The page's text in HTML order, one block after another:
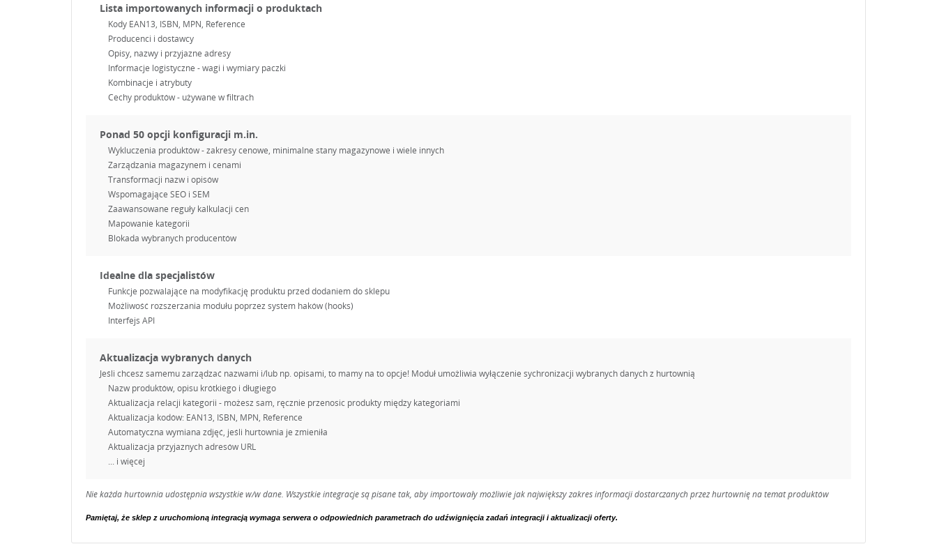
Lista importowanych informacji o produktach
Kody EAN13, ISBN, MPN, Reference
Producenci i dostawcy
Opisy, nazwy i przyjazne adresy
Informacje logistyczne - wagi i wymiary paczki
Kombinacje i atrybuty
Cechy produktów - używane w filtrach
Ponad 50 opcji konfiguracji m.in.
Wykluczenia produktów - zakresy cenowe, minimalne stany magazynowe i wiele innych
Zarządzania magazynem i cenami
Transformacji nazw i opisów
Wspomagające SEO i SEM
Zaawansowane reguły kalkulacji cen
Mapowanie kategorii
Blokada wybranych producentów
Idealne dla specjalistów
Funkcje pozwalające na modyfikację produktu przed dodaniem do sklepu
Możliwość rozszerzania modułu poprzez system haków (hooks)
Interfejs API
Aktualizacja wybranych danych
Jeśli chcesz samemu zarządzać nazwami i/lub np. opisami, to mamy na to opcje! Moduł umożliwia wyłączenie sychronizacji wybranych danych z hurtownią
Nazw produktów, opisu krótkiego i długiego
Aktualizacja relacji kategorii - możesz sam, ręcznie przenosic produkty między kategoriami
Aktualizacja kodów: EAN13, ISBN, MPN, Reference
Automatyczna wymiana zdjęć, jeśli hurtownia je zmieniła
Aktualizacja przyjaznych adresów URL
... i więcej
Nie każda hurtownia udostępnia wszystkie w/w dane. Wszystkie integracje są pisane tak, aby importowały możliwie jak największy zakres informacji dostarczanych przez hurtownię na temat produktów
Pamiętaj, że sklep z uruchomioną integracją wymaga serwera o odpowiednich parametrach do udźwignięcia zadań integracji i aktualizacji oferty.